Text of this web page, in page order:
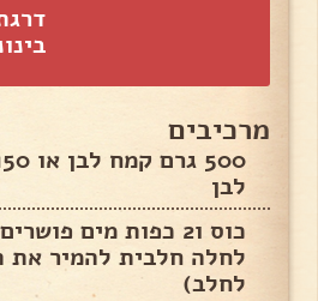
מרכיבים
לבן
כוס ו2 כפות מים
לחלב)